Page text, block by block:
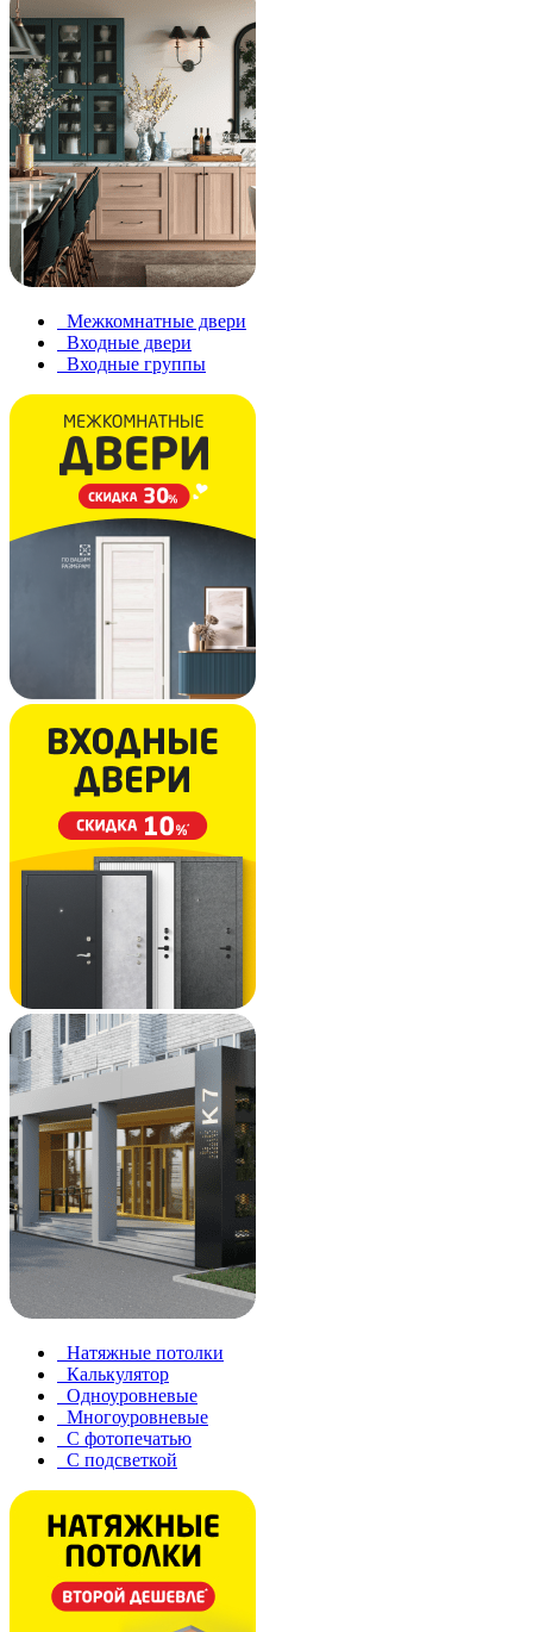
Межкомнатные двери
Входные двери
Входные группы
Натяжные потолки
Калькулятор
Одноуровневые
Многоуровневые
С фотопечатью
С подсветкой